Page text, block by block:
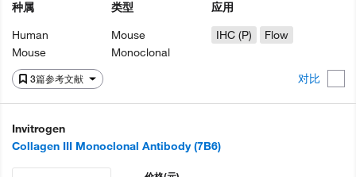
3篇参考文献 对比
种属
Human
Mouse
类型
Mouse
Monoclonal
应用
IHC (P)
Flow
Invitrogen
Collagen III Monoclonal Antibody (7B6)